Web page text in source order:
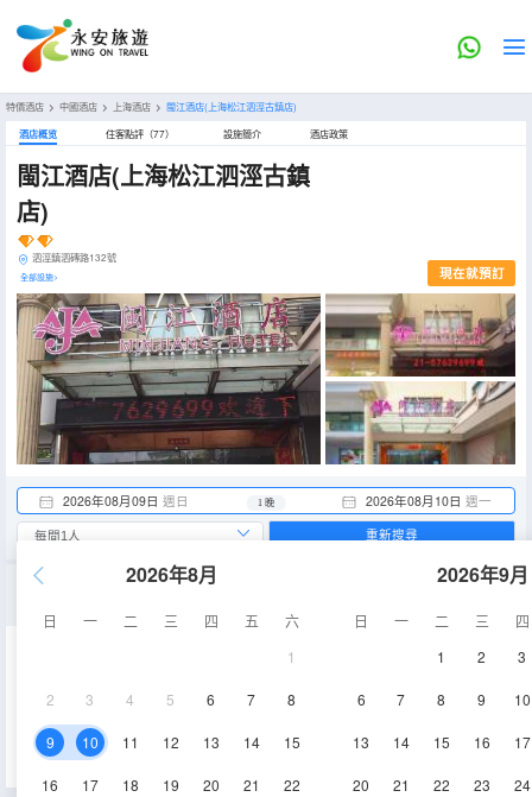
特價酒店 > 中國酒店 > 上海酒店 > 閩江酒店(上海松江泗涇古鎮店)
酒店概览 住客點評（77） 設施簡介 酒店政策
閩江酒店(上海松江泗涇古鎮
店)
泗涇鎮泗磚路132號
全部設施> 現在就預訂
2026年08月09日 週日 2026年08月10日 週一
1 晚
2026年8月
日 一 二 三 四 五
六
1
2 3 4 5 6 7 8
9 10 11 12 13 14 15
16 17 18 19 20 21 22
2026年9月
日 一 二 三
四
1
2 3
6 7 8 9 10
13 14 15 16 17
20 21 22 23 24
重新搜尋
空調